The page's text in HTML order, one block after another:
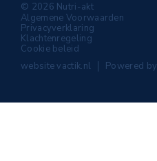
© 2026 Nutri-akt
Algemene Voorwaarden
Privacyverklaring
Klachtenregeling
Cookie beleid
websitevactik.nl Powered by